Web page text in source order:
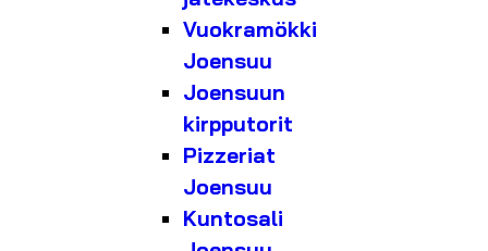
Vuokramökki
Joensuu
Joensuun
kirpputorit
Pizzeriat
Joensuu
Kuntosali